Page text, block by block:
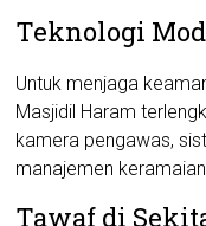
Teknologi
Untuk menjaga
Masjidil Haram
kamera pengawas,
manajemen
Tawaf di